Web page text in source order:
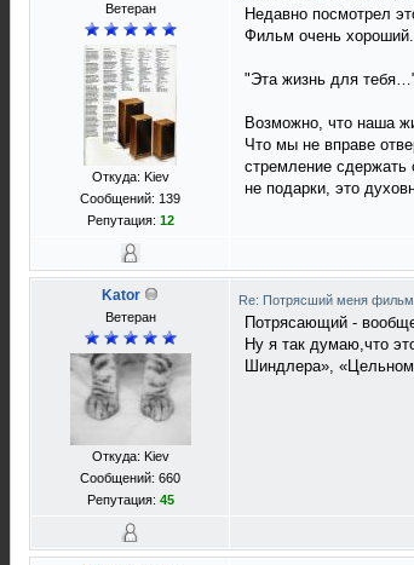
Ветеран
Откуда: Kiev
Сообщений: 139
Репутация: 12
Недавно посмотрел
Фильм очень хороший.
"Эта жизнь для
Возможно, что наша
Что мы не вправе
стремление
не подарки, это
Kator
Ветеран
Откуда: Kiev
Сообщений: 660
Репутация: 45
Re: Потрясший меня фильм
Потрясающий -
Ну я так думаю,что
Шиндлера»,